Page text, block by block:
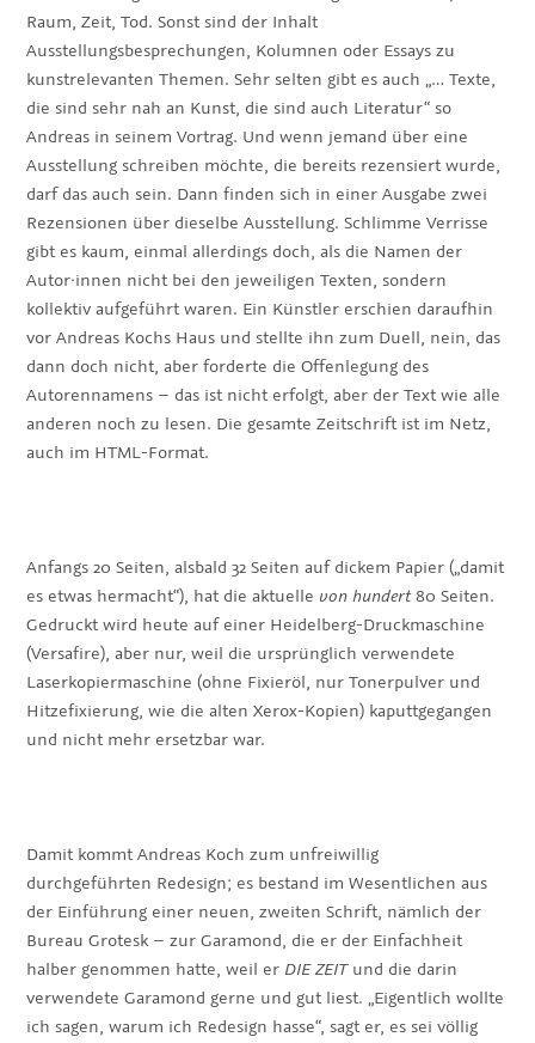
Raum, Zeit, Tod. Sonst sind der Inhalt
Ausstellungsbesprechungen, Kolumnen oder Essays zu
kunstrelevanten Themen. Sehr selten gibt es auch „… Texte,
die sind sehr nah an Kunst, die sind auch Literatur“ so
Andreas in seinem Vortrag. Und wenn jemand über eine
Ausstellung schreiben möchte, die bereits rezensiert wurde,
darf das auch sein. Dann finden sich in einer Ausgabe zwei
Rezensionen über dieselbe Ausstellung. Schlimme Verrisse
gibt es kaum, einmal allerdings doch, als die Namen der
Autor·innen nicht bei den jeweiligen Texten, sondern
kollektiv aufgeführt waren. Ein Künstler erschien daraufhin
vor Andreas Kochs Haus und stellte ihn zum Duell, nein, das
dann doch nicht, aber forderte die Offenlegung des
Autorennamens – das ist nicht erfolgt, aber der Text wie alle
anderen noch zu lesen. Die gesamte Zeitschrift ist im Netz,
auch im HTML-Format.
Anfangs 20 Seiten, alsbald 32 Seiten auf dickem Papier („damit
es etwas hermacht“), hat die aktuelle von hundert80 Seiten.
Gedruckt wird heute auf einer Heidelberg-Druckmaschine
(Versafire), aber nur, weil die ursprünglich verwendete
Laserkopiermaschine (ohne Fixieröl, nur Tonerpulver und
Hitzefixierung, wie die alten Xerox-Kopien) kaputtgegangen
und nicht mehr ersetzbar war.
Damit kommt Andreas Koch zum unfreiwillig
durchgeführten Redesign; es bestand im Wesentlichen aus
der Einführung einer neuen, zweiten Schrift, nämlich der
Bureau Grotesk – zur Garamond, die er der Einfachheit
halber genommen hatte, weil er DIE ZEITund die darin
verwendete Garamond gerne und gut liest. „Eigentlich wollte
ich sagen, warum ich Redesign hasse“, sagt er, es sei völlig